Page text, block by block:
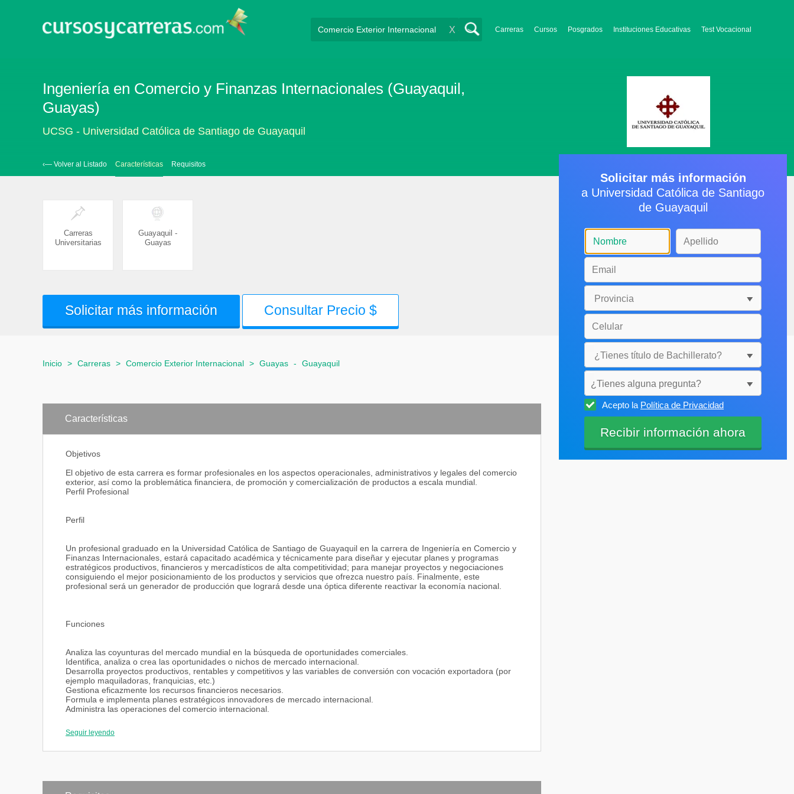
Carreras Cursos Posgrados Instituciones Educativas Test Vocacional
X
Ingeniería en Comercio y Finanzas Internacionales (Guayaquil,
Guayas)
UCSG - Universidad Católica de Santiago de Guayaquil
‹— Volver al Listado Características Requisitos
Carreras
Universitarias
Guayaquil -
Guayas
Solicitar más información Consultar Precio $
Inicio > Carreras > Comercio Exterior Internacional > Guayas - Guayaquil
Características
Objetivos
El objetivo de esta carrera es formar profesionales en los aspectos operacionales, administrativos y legales del comercio
exterior, así como la problemática financiera, de promoción y comercialización de productos a escala mundial.
Perfil Profesional
Perfil
Un profesional graduado en la Universidad Católica de Santiago de Guayaquil en la carrera de Ingeniería en Comercio y
Finanzas Internacionales, estará capacitado académica y técnicamente para diseñar y ejecutar planes y programas
estratégicos productivos, financieros y mercadísticos de alta competitividad; para manejar proyectos y negociaciones
consiguiendo el mejor posicionamiento de los productos y servicios que ofrezca nuestro país. Finalmente, este
profesional será un generador de producción que logrará desde una óptica diferente reactivar la economía nacional.
Funciones
Analiza las coyunturas del mercado mundial en la búsqueda de oportunidades comerciales.
Identifica, analiza o crea las oportunidades o nichos de mercado internacional.
Desarrolla proyectos productivos, rentables y competitivos y las variables de conversión con vocación exportadora (por
ejemplo maquiladoras, franquicias, etc.)
Gestiona eficazmente los recursos financieros necesarios.
Formula e implementa planes estratégicos innovadores de mercado internacional.
Administra las operaciones del comercio internacional.
Habilidades
Seguir leyendo
Solicitar más información
a Universidad Católica de Santiago
de Guayaquil
¿Tienes alguna pregunta?
Selecciónala
Acepto la Política de Privacidad